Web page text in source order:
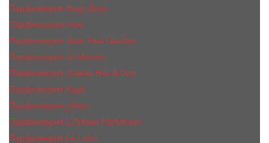
Парфюмерия Hugo Boss
Парфюмерия Initio
Парфюмерия Jean Paul Gaultier
Парфюмерия Jо Malоnе
Парфюмерия Juliette Has A Gun
Парфюмерия Kajal
Парфюмерия_КiIiаn
Парфюмерия L'Artisan Parfumeur
Парфюмерия Le Labo